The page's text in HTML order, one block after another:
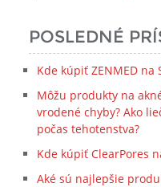
POSLEDNÉ
Kde kúpiť ZENMED na
Môžu produkty na
vrodené chyby? Ako
počas tehotenstva?
Kde kúpiť ClearPores
Aké sú najlepšie